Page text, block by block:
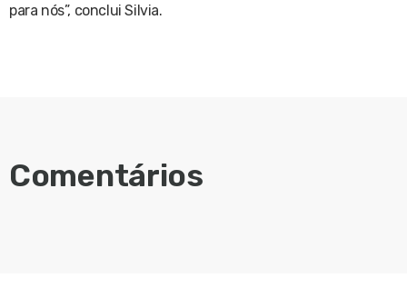
para nós”, conclui Silvia.
Comentários